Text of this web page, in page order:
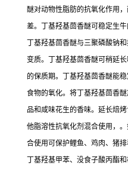
醚对动物性脂肪的抗氧化作用
差。丁基羟基茴香醚可稳定生
丁基羟基茴香醚与三聚磷酸钠
变质。丁基羟基茴香醚可稍延
的保质期。丁基羟基茴香醚能
食物的氧化。将丁基羟基茴香
品和咸味花生的香味。延长焙
他脂溶性抗氧化剂混合使用，
合使用可保护鲤鱼、鸡肉、猪
丁基羟基甲苯、没食子酸丙酯